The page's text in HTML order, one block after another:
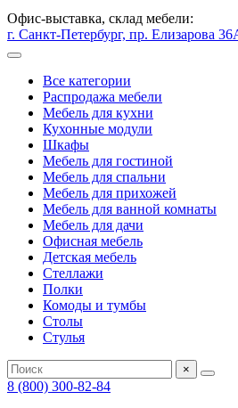
Офис-выставка, склад мебели:
г. Санкт-Петербург, пр. Елизарова
Все категории
Распродажа мебели
Мебель для кухни
Кухонные модули
Шкафы
Мебель для гостиной
Мебель для спальни
Мебель для прихожей
Мебель для ванной комнаты
Мебель для дачи
Офисная мебель
Детская мебель
Стеллажи
Полки
Комоды и тумбы
Столы
Стулья
×
8 (800) 300-82-84